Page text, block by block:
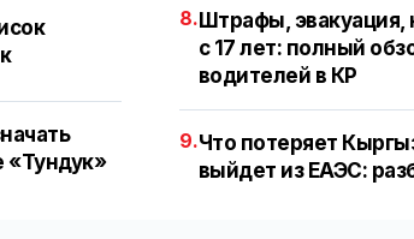
«Тундук»
8.Штрафы, эвакуация,
с 17 лет: полный
водителей в КР
9.Что потеряет
выйдет из ЕАЭС: